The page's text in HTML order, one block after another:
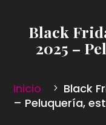
Black
2025 –
Inicio
Black
– Peluquería,